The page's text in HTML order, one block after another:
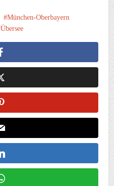
München-Oberbayern
Übersee